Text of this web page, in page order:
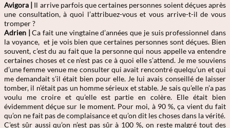
Avigora | Il arrive parfois que certaines personnes soient déçues après
une consultation, à quoi l’attribuez-vous et vous arrive-t-il de vous
tromper ?
Adrien | Ca fait une vingtaine d’années que je suis professionnel dans
la voyance, et je vois bien que certaines personnes sont déçues. Bien
souvent, c’est du au fait que la personne qui nous appelle va entendre
certaines choses et ce n’est pas ce à quoi elle s’attend. Je me souviens
d’une femme venue me consulter qui avait rencontré quelqu’un et qui
me demandait s’il était bien pour elle. Je lui avais conseillé de laisser
tomber, il n’était pas un homme sérieux et stable. Je sais qu’elle n’a pas
voulu me croire et qu’elle est partie en colère. Elle était bien
évidemment déçue sur le moment. Pour moi, à 90 %, ça vient du fait
qu’on ne fait pas de complaisance et qu’on dit les choses dans la vérité.
C’est sûr aussi qu’on n’est pas sûr à 100 %, on reste malgré tout des